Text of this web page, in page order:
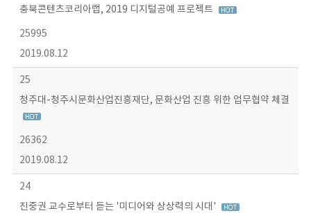
충북콘텐츠코리아랩, 2019 디지털공예 프로젝트
25995
2019.08.12
25
청주대-청주시문화산업진흥재단, 문화산업 진흥 위한 업무협약 체결
26362
2019.08.12
24
진중권 교수로부터 듣는 '미디어와 상상력의 시대'